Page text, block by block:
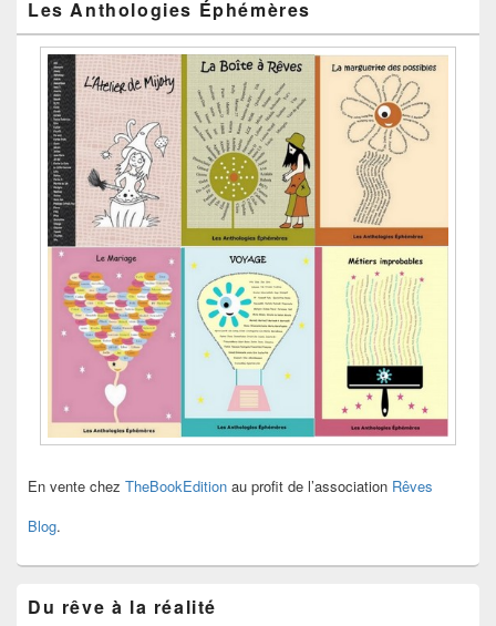
Les Anthologies Éphémères
En vente chez TheBookEdition au profit de l’association Rêves
Blog.
Du rêve à la réalité